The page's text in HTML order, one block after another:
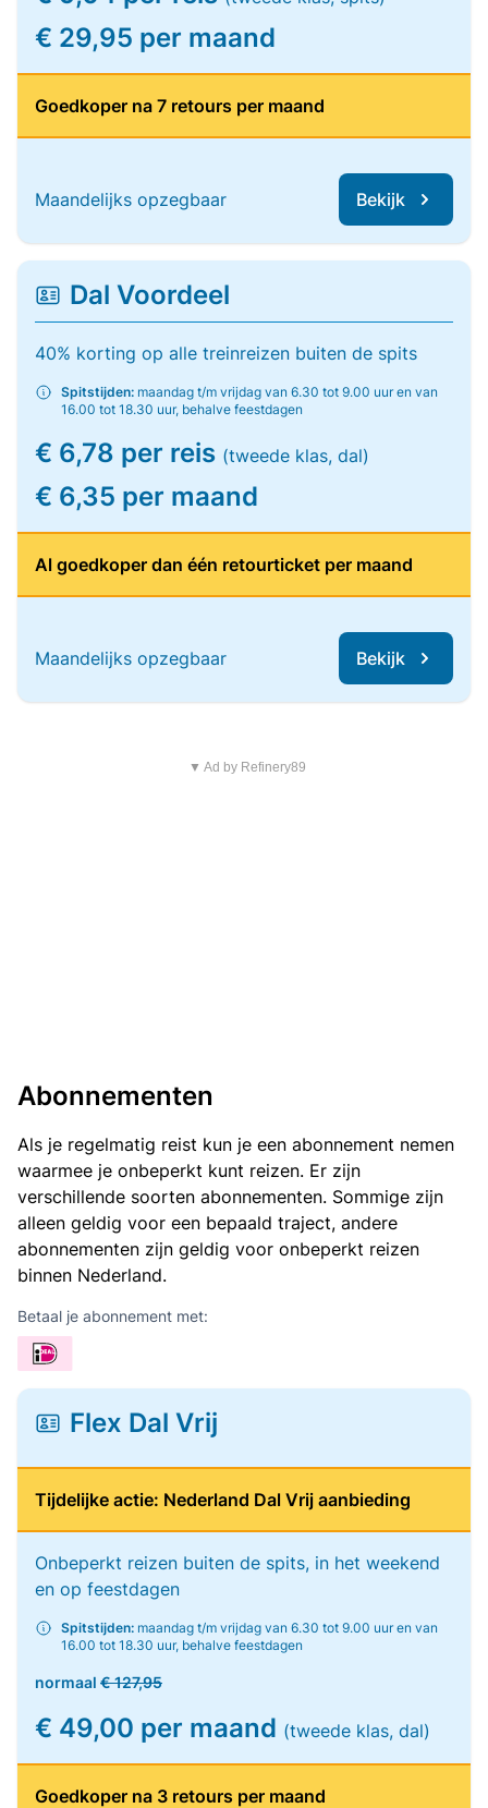
€ 29,95 per maand
Goedkoper na 7 retours per maand
Maandelijks opzegbaar Bekijk
Dal Voordeel
40% korting op alle treinreizen buiten de spits
Spitstijden: maandag t/m vrijdag van 6.30 tot 9.00 uur en van
16.00 tot 18.30 uur, behalve feestdagen
€ 6,78 per reis (tweede klas, dal)
€ 6,35 per maand
Al goedkoper dan één retourticket per maand
Maandelijks opzegbaar Bekijk
▼ Ad by Refinery89
Abonnementen
Als je regelmatig reist kun je een abonnement nemen
waarmee je onbeperkt kunt reizen. Er zijn
verschillende soorten abonnementen. Sommige zijn
alleen geldig voor een bepaald traject, andere
abonnementen zijn geldig voor onbeperkt reizen
binnen Nederland.
Betaal je abonnement met:
Flex Dal Vrij
Tijdelijke actie: Nederland Dal Vrij aanbieding
Onbeperkt reizen buiten de spits, in het weekend
en op feestdagen
Spitstijden: maandag t/m vrijdag van 6.30 tot 9.00 uur en van
16.00 tot 18.30 uur, behalve feestdagen
normaal € 127,95
€ 49,00 per maand (tweede klas, dal)
Goedkoper na 3 retours per maand